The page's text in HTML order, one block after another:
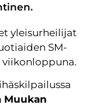
yleisurheilijat
SM-
viikonloppuna.
Muukan